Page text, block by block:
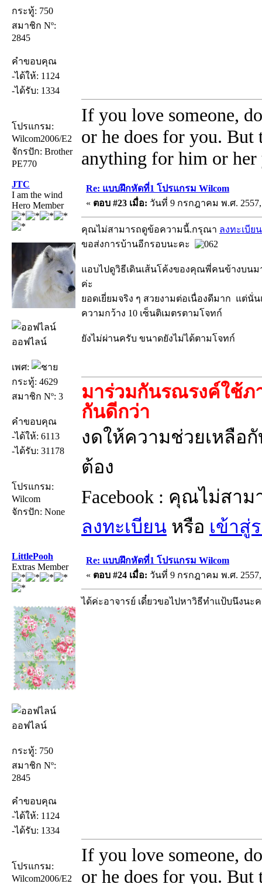
กระทู้: 750
สมาชิก Nº:
2845
คำขอบคุณ
-ได้ให้: 1124
-ได้รับ: 1334
โปรแกรม:
Wilcom2006/E2
จักรปัก: Brother
PE770
If you love someone,
or he does for you.
anything for him or her
JTC
I am the wind
Hero Member
ออฟไลน์
เพศ:
กระทู้: 4629
สมาชิก Nº: 3
คำขอบคุณ
-ได้ให้: 6113
-ได้รับ: 31178
โปรแกรม:
Wilcom
จักรปัก: None
Re: แบบฝึกหัดที่1 โปรแกรม Wilcom
« ตอบ #23 เมื่อ: วันที่ 9 กรกฎาคม พ.ศ. 2557,
คุณไม่สามารถดูข้อความนี้.กรุณา ลงทะเบียน
ขอส่งการบ้านอีกรอบนะคะ
แอบไปดูวิธีเดินเส้นโค้งของคุณพี่คนข้างบนม
ค่ะ
ยอดเยี่ยมจริง ๆ สวยงามต่อเนื่องดีมาก แต่
ความกว้าง 10 เซ็นติเมตรตามโจทก์
ยังไม่ผ่านครับ ขนาดยังไม่ได้ตามโจทก์
มาร่วมกันรณรงค์ใช้ภ
กันดีกว่า
งดให้ความช่วยเหลือ
ต้อง
Facebook : คุณไม่สา
ลงทะเบียน หรือ เข้าสู่
LittlePooh
Extras Member
ออฟไลน์
กระทู้: 750
สมาชิก Nº:
2845
คำขอบคุณ
-ได้ให้: 1124
-ได้รับ: 1334
โปรแกรม:
Wilcom2006/E2
Re: แบบฝึกหัดที่1 โปรแกรม Wilcom
« ตอบ #24 เมื่อ: วันที่ 9 กรกฎาคม พ.ศ. 2557,
ได้ค่ะอาจารย์ เดี๋ยวขอไปหาวิธีทำแป้บนึงนะ
If you love someone,
or he does for you.